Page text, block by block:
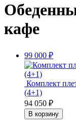
кафе
99 000 ₽
Комплект
(4+1)
94 050 ₽